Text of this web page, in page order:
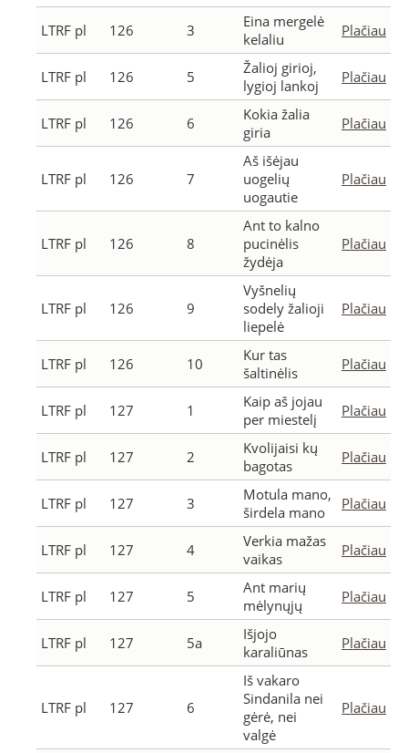
LTRF pl 126 3
Eina mergelė
kelaliu
Plačiau
LTRF pl 126 5
Žalioj girioj,
lygioj lankoj
Plačiau
LTRF pl 126 6
Kokia žalia
giria
Plačiau
LTRF pl 126 7
Aš išėjau
uogelių
uogautie
Plačiau
LTRF pl 126 8
Ant to kalno
pucinėlis
žydėja
Plačiau
LTRF pl 126 9
Vyšnelių
sodely žalioji
liepelė
Plačiau
LTRF pl 126 10
Kur tas
šaltinėlis
Plačiau
LTRF pl 127 1
Kaip aš jojau
per miestelį
Plačiau
LTRF pl 127 2
Kvolijaisi kų
bagotas
Plačiau
LTRF pl 127 3
Motula mano,
širdela mano
Plačiau
LTRF pl 127 4
Verkia mažas
vaikas
Plačiau
LTRF pl 127 5
Ant marių
mėlynųjų
Plačiau
LTRF pl 127 5a
Išjojo
karaliūnas
Plačiau
LTRF pl 127 6
Iš vakaro
Sindanila nei
gėrė, nei
valgė
Plačiau